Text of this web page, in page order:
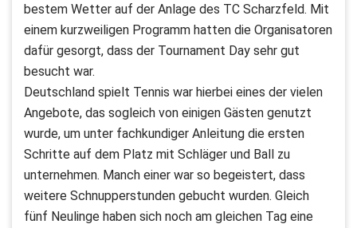
bestem Wetter auf der Anlage des TC Scharzfeld. Mit
einem kurzweiligen Programm hatten die Organisatoren
dafür gesorgt, dass der Tournament Day sehr gut
besucht war.
Deutschland spielt Tennis war hierbei eines der vielen
Angebote, das sogleich von einigen Gästen genutzt
wurde, um unter fachkundiger Anleitung die ersten
Schritte auf dem Platz mit Schläger und Ball zu
unternehmen. Manch einer war so begeistert, dass
weitere Schnupperstunden gebucht wurden. Gleich
fünf Neulinge haben sich noch am gleichen Tag eine